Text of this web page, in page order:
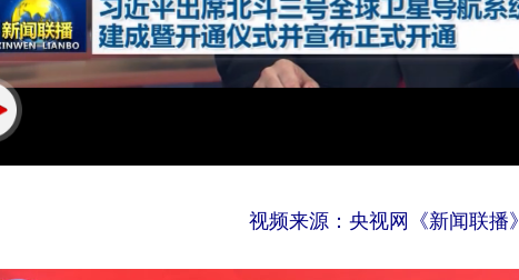
视频来源：央视网《新闻联播》